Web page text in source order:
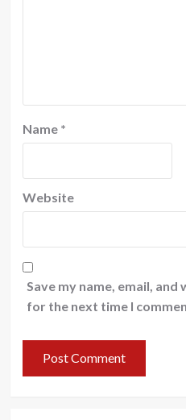
Name *
Website
Save my name, email,
for the next time I